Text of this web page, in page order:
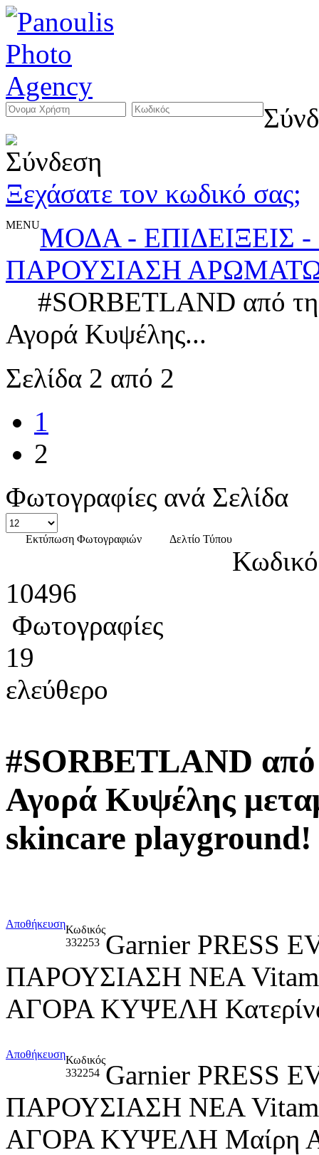
Ξεχάσατε τον κωδικό σας;
MENUΜΟΔΑ - ΕΠΙΔΕΙΞΕΙΣ
ΠΑΡΟΥΣΙΑΣΗ
#SORBETLAND από
Αγορά Κυψέλης...
Σελίδα 2 από 2
1
2
Φωτογραφίες ανά Σελίδα
Εκτύπωση Φωτογραφιών Δελτίο Τύπου
10496
Φωτογραφίες
19
ελεύθερο
#SORBETLAND
Αγορά Κυψέλης
skincare playground!
ΑποθήκευσηΚωδικός
332253 Garnier PRESS
ΠΑΡΟΥΣΙΑΣΗ ΝΕΑ
ΑΓΟΡΑ ΚΥΨΕΛΗ
ΑποθήκευσηΚωδικός
332254 Garnier PRESS
ΠΑΡΟΥΣΙΑΣΗ ΝΕΑ
ΑΓΟΡΑ ΚΥΨΕΛΗ Μαίρη